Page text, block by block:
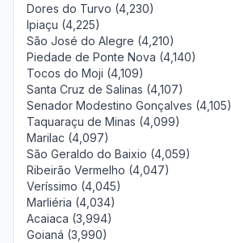
Dores do Turvo (4,230)
Ipiaçu (4,225)
São José do Alegre (4,210)
Piedade de Ponte Nova (4,140)
Tocos do Moji (4,109)
Santa Cruz de Salinas (4,107)
Senador Modestino Gonçalves (4,105)
Taquaraçu de Minas (4,099)
Marilac (4,097)
São Geraldo do Baixio (4,059)
Ribeirão Vermelho (4,047)
Veríssimo (4,045)
Marliéria (4,034)
Acaiaca (3,994)
Goianá (3,990)